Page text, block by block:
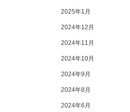
2025年1月
2024年12月
2024年11月
2024年10月
2024年9月
2024年8月
2024年6月